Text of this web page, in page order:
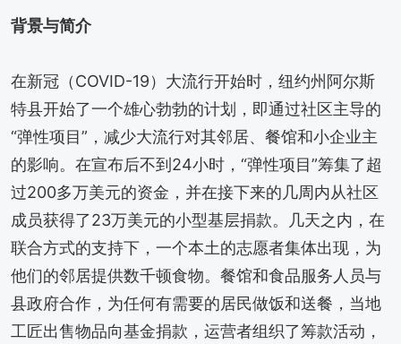
背景与简介
在新冠（COVID-19）大流行开始时，纽约州阿尔斯
特县开始了一个雄心勃勃的计划，即通过社区主导的
“弹性项目”，减少大流行对其邻居、餐馆和小企业主
的影响。在宣布后不到24小时，“弹性项目”筹集了超
过200多万美元的资金，并在接下来的几周内从社区
成员获得了23万美元的小型基层捐款。几天之内，在
联合方式的支持下，一个本土的志愿者集体出现，为
他们的邻居提供数千顿食物。餐馆和食品服务人员与
县政府合作，为任何有需要的居民做饭和送餐，当地
工匠出售物品向基金捐款，运营者组织了筹款活动，